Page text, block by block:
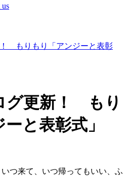
us
もりもり「アンジーと表彰
グ更新！ もり
と表彰式」
つ来て、いつ帰ってもいい、ふ